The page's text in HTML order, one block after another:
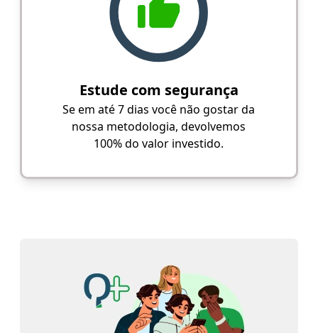
Estude com segurança
Se em até 7 dias você não gostar da
nossa metodologia, devolvemos
100% do valor investido.